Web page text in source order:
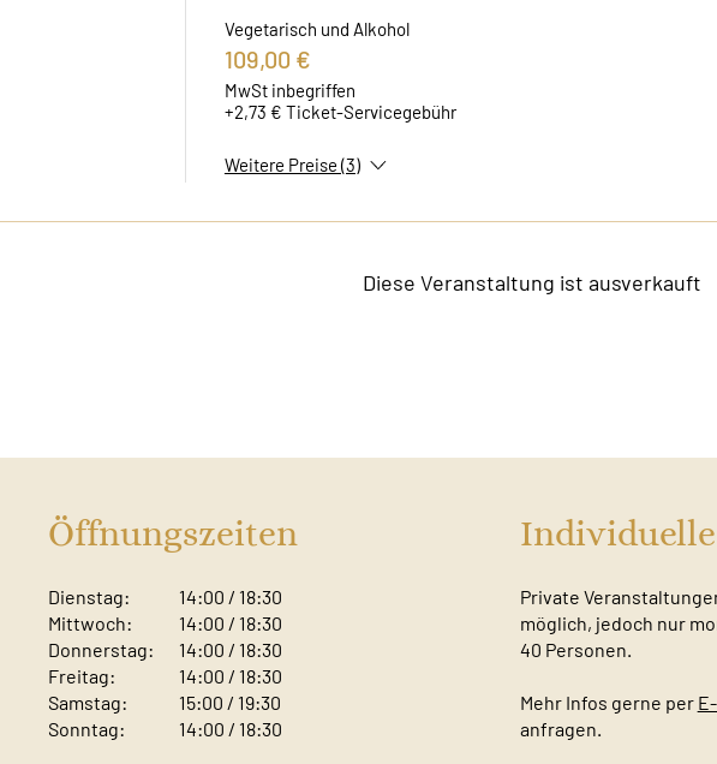
Vegetarisch und Alkohol
109,00 €
MwSt inbegriffen
+2,73 € Ticket-Servicegebühr
Weitere Preise (3)
Diese Veranstaltung ist ausverkauft
Öffnungszeiten
Dienstag:
Mittwoch:
Donnerstag:
Freitag:
Samstag:
Sonntag: ​
14:00 / 18:30
14:00 / 18:30
14:00 / 18:30
14:00 / 18:30
15:00 / 19:30
14:00 / 18:30
Private
möglich, jedoch nur
40 Personen.
Mehr Infos gerne per
anfragen.